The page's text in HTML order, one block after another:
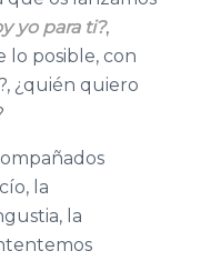
yo para ti?,
lo posible, con
¿quién quiero
la
la